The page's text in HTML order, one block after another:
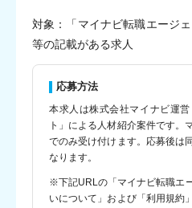
対象：「マイナビ転職エージ
等の記載がある求人
応募方法
本求人は株式会社マイナビ運
ト」による人材紹介案件です。
でのみ受け付けます。応募後は
なります。
※下記URLの「マイナビ転職エ
いについて」および「利用規約